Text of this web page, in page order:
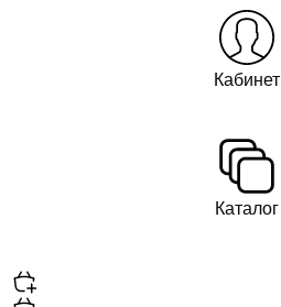
Кабинет
Каталог